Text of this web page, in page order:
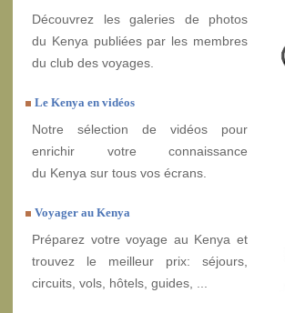
Découvrez les galeries de photos
du Kenya publiées par les membres
du club des voyages.
Le Kenya en vidéos
Notre sélection de vidéos pour
enrichir votre connaissance
du Kenya sur tous vos écrans.
Voyager au Kenya
Préparez votre voyage au Kenya et
trouvez le meilleur prix: séjours,
circuits, vols, hôtels, guides, ...